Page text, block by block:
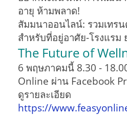
อายุ ห้ามพลาด!
สัมมนาออนไลน์: รวมเทร
สำหรับที่อยู่อาศัย-โรงแรม
The Future of
6 พฤษภาคมนี้ 8.30 -
Online ผ่าน Facebook
ดูรายละเอียด
https://